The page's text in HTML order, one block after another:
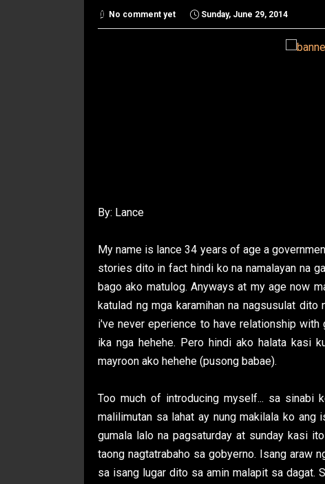
No comment yet Sunday, June 29, 2014
By: Lance
My name is lance 34 years of age a
stories dito in fact hindi ko na namalayan na
bago ako matulog. Anyways at my age now
katulad ng mga karamihan na nagsusulat
i've never eperience to have relationship with
ika nga hehehe. Pero hindi ako halata kasi
mayroon ako hehehe (pusong babae).
Too much of introducing myself... sa sinabi
malilimutan sa lahat ay nung makilala ko
gumala lalo na pagsaturday at sunday kasi
taong nagtatrabaho sa gobyerno. Isang araw
sa isang lugar dito sa amin malapit sa dagat.